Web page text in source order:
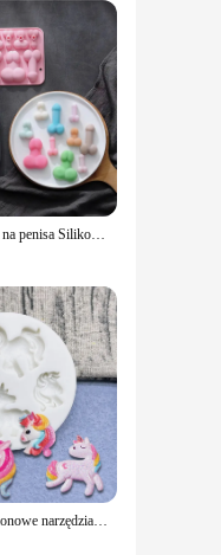
Forma do ciasta na penisa Silikonowa taca na kostki lodu Zabawne formy do czekolady z mydłem cukrowym Fondant Narzędzia do dekoracji ciast
Jednorożec silikonowe narzędzia do dekorowania ciast masą cukrową do formy do pieczenia babeczek cukrowego